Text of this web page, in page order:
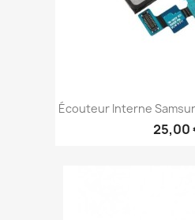
Écouteur Interne
25,00